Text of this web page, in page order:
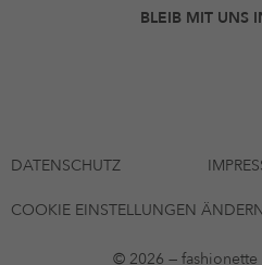
BLEIB MIT UNS
DATENSCHUTZ
COOKIE EINSTELLUNGEN
© 2026 — fashionette